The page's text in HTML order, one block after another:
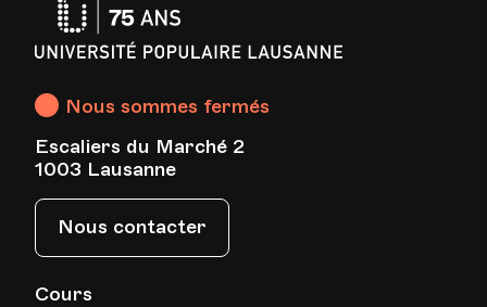
Cours
Nous sommes fermés
Escaliers du Marché 2
1003 Lausanne
Nous contacter